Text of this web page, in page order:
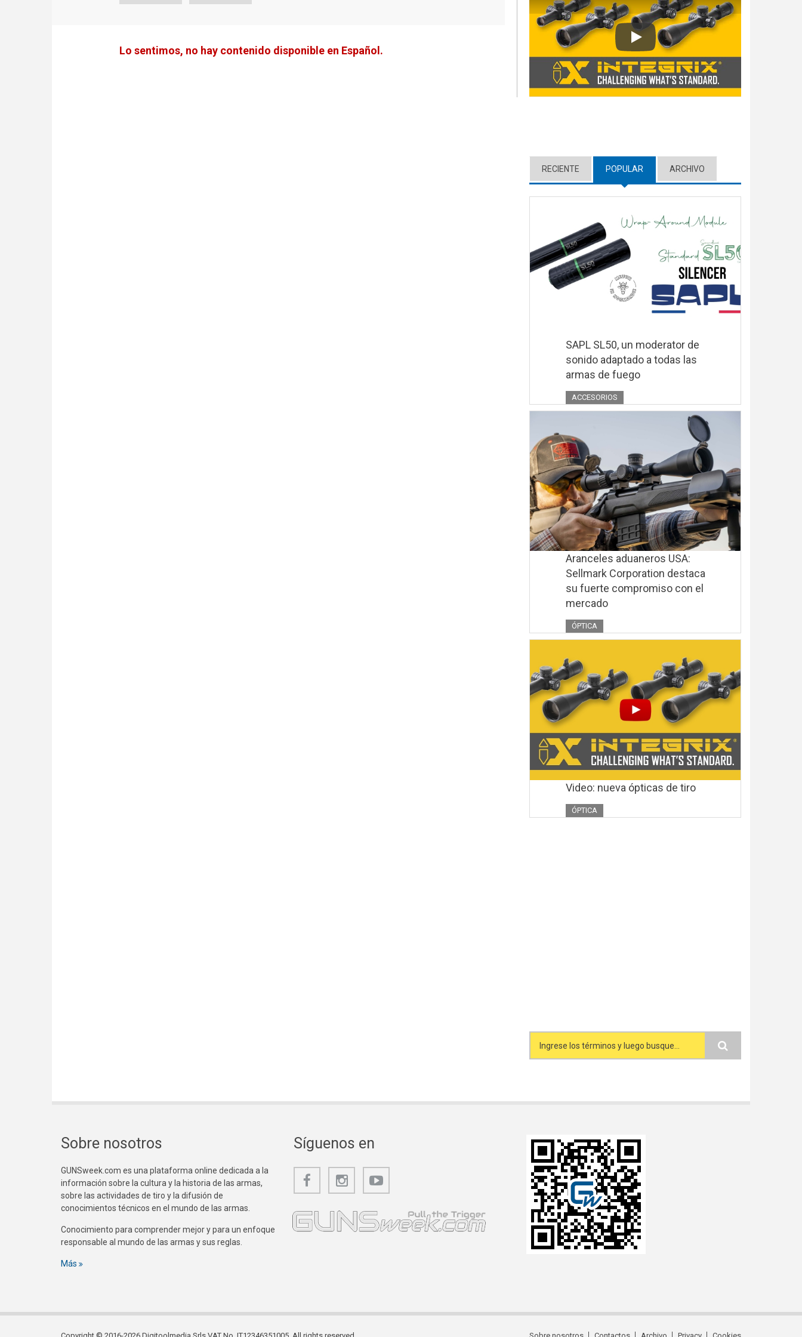
Lo sentimos, no hay contenido disponible en Español.
Play
RECIENTE POPULAR (ACTIVE TAB)
ARCHIVO
SAPL SL50, un moderator de
sonido adaptado a todas las
armas de fuego
ACCESORIOS
Aranceles aduaneros USA:
Sellmark Corporation destaca
su fuerte compromiso con el
mercado
ÓPTICA
Video: nueva ópticas de tiro
ÓPTICA
Search form
Sobre nosotros
GUNSweek.com es una plataforma online dedicada a la
información sobre la cultura y la historia de las armas,
sobre las actividades de tiro y la difusión de
conocimientos técnicos en el mundo de las armas.
Conocimiento para comprender mejor y para un enfoque
responsable al mundo de las armas y sus reglas.
Más
Síguenos en